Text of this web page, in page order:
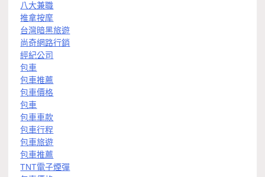
八大兼職
推拿按摩
台灣暗黑旅遊
尚奇網路行銷
經紀公司
包車
包車推薦
包車價格
包車
包車車款
包車行程
包車旅遊
包車推薦
TNT電子煙彈